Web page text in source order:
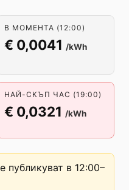
В МОМЕНТА (12:00)
€ 0,0041 /kWh
НАЙ-СКЪП ЧАС (19:00)
€ 0,0321 /kWh
публикуват в 12:00–